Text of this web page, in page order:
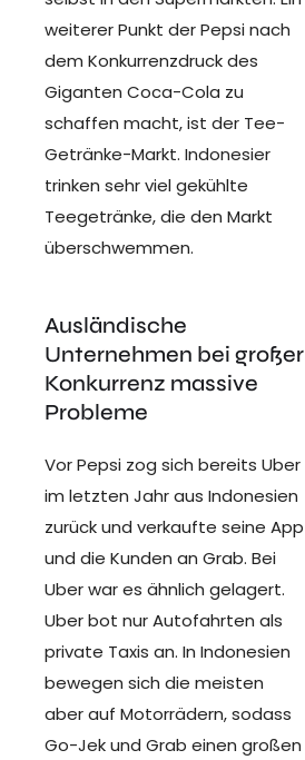
weiterer Punkt der Pepsi nach
dem Konkurrenzdruck des
Giganten Coca-Cola zu
schaffen macht, ist der Tee-
Getränke-Markt. Indonesier
trinken sehr viel gekühlte
Teegetränke, die den Markt
überschwemmen.
Ausländische
Unternehmen bei großer
Konkurrenz massive
Probleme
Vor Pepsi zog sich bereits Uber
im letzten Jahr aus Indonesien
zurück und verkaufte seine App
und die Kunden an Grab. Bei
Uber war es ähnlich gelagert.
Uber bot nur Autofahrten als
private Taxis an. In Indonesien
bewegen sich die meisten
aber auf Motorrädern, sodass
Go-Jek und Grab einen großen